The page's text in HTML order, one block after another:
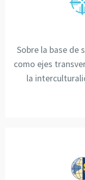
Sobre la base de
como ejes
la